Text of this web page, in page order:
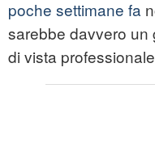
poche settimane fa
sarebbe davvero un
di vista